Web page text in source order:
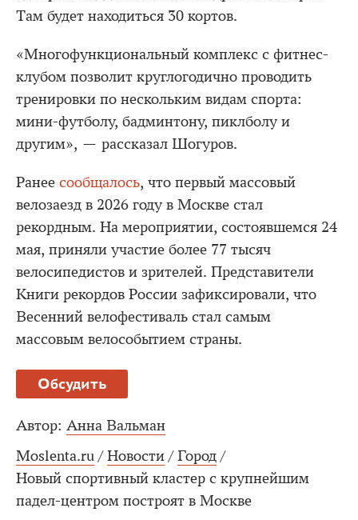
Там будет находиться 30 кортов.
«Многофункциональный комплекс с фитнес-
клубом позволит круглогодично проводить
тренировки по нескольким видам спорта:
мини-футболу, бадминтону, пиклболу и
другим», — рассказал Шогуров.
Ранее сообщалось, что первый массовый
велозаезд в 2026 году в Москве стал
рекордным. На мероприятии, состоявшемся 24
мая, приняли участие более 77 тысяч
велосипедистов и зрителей. Представители
Книги рекордов России зафиксировали, что
Весенний велофестиваль стал самым
массовым велособытием страны.
Обсудить
Автор: Анна Вальман
Moslenta.ru / Новости / Город /
Новый спортивный кластер с крупнейшим
падел-центром построят в Москве